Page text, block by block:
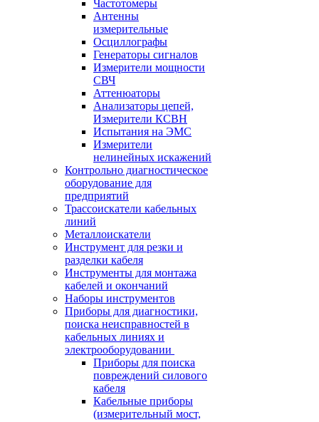
Частотомеры
Антенны
измерительные
Осциллографы
Генераторы сигналов
Измерители мощности
СВЧ
Аттенюаторы
Анализаторы цепей,
Измерители КСВН
Испытания на ЭМС
Измерители
нелинейных искажений
Контрольно диагностическое
оборудование для
предприятий
Трассоискатели кабельных
линий
Металлоискатели
Инструмент для резки и
разделки кабеля
Инструменты для монтажа
кабелей и окончаний
Наборы инструментов
Приборы для диагностики,
поиска неисправностей в
кабельных линиях и
электрооборудовании
Приборы для поиска
повреждений силового
кабеля
Кабельные приборы
(измерительный мост,